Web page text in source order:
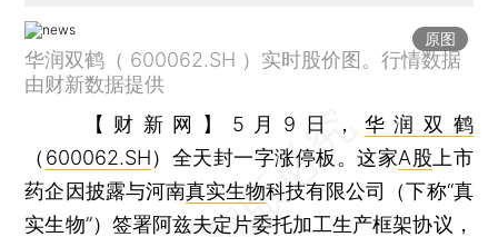
原图
华润双鹤（ 600062.SH ）实时股价图。行情数据
由财新数据提供
【财新网】 5月9日， 华润双鹤
（ 600062.SH）全天封一字涨停板。这家A股 上市
药企因披露与河南真实生物科技有限公司（下称“真
实生物”）签署阿兹夫定片委托加工生产框架协议，